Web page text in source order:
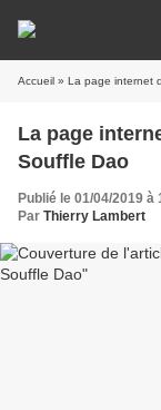
Accueil » La page internet
La page
Souffle Dao
Publié le 01/04/2019 à
Par Thierry Lambert